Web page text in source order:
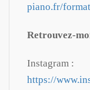
piano.fr/
Retrouvez-
Instagram :
https://